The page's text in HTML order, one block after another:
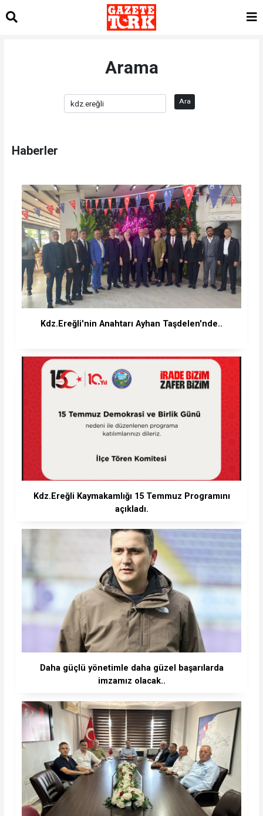
Arama
Ara
Haberler
Kdz.Ereğli'nin Anahtarı Ayhan Taşdelen'nde..
Kdz.Ereğli Kaymakamlığı 15 Temmuz Programını
açıkladı.
Daha güçlü yönetimle daha güzel başarılarda
imzamız olacak..